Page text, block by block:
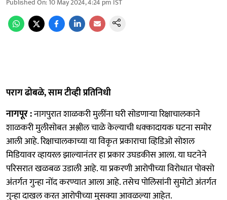
पराग ढोबळे, साम टीव्ही प्रतिनिधी
नागपूर :नागपुरात शाळकरी मुलींना घरी सोडणाऱ्या रिक्षाचालकाने
शाळकरी मुलीसोबत अश्लील चाळे केल्याची धक्कादायक घटना समोर
आली आहे. रिक्षाचालकाच्या या विकृत प्रकाराचा व्हिडिओ सोशल
मिडियावर व्हायरल झाल्यानंतर हा प्रकार उघडकीस आला. या घटनेने
परिसरात खळबळ उडाली आहे. या प्रकरणी आरोपीच्या विरोधात पोक्सो
अंतर्गत गुन्हा नोंद करण्यात आला आहे. तसेच पोलिसांनी सुमोटो अंतर्गत
गुन्हा दाखल करत आरोपीच्या मुसक्या आवळल्या आहेत.